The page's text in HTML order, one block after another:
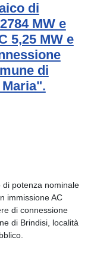
di
MW e
5,25 MW e
di
di potenza nominale
immissione AC
di connessione
di Brindisi, località